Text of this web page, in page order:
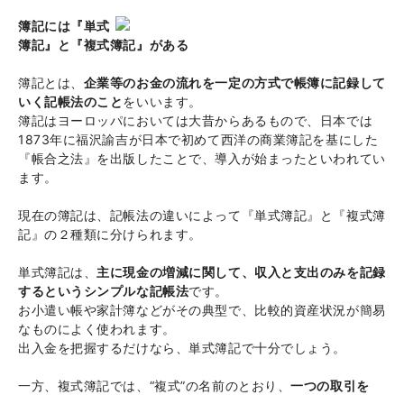
簿記には『単式
簿記』と『複式簿記』がある
簿記とは、 企業等のお金の流れを一定の方式で帳簿に記録して
いく記帳法のことをいいます。
簿記はヨーロッパにおいては大昔からあるもので、日本では
1873年に福沢諭吉が日本で初めて西洋の商業簿記を基にした
『帳合之法』を出版したことで、導入が始まったといわれてい
ます。
現在の簿記は、記帳法の違いによって『単式簿記』と『複式簿
記』の２種類に分けられます。
単式簿記は、 主に現金の増減に関して、収入と支出のみを記録
するというシンプルな記帳法です。
お小遣い帳や家計簿などがその典型で、比較的資産状況が簡易
なものによく使われます。
出入金を把握するだけなら、単式簿記で十分でしょう。
一方、複式簿記では、“複式”の名前のとおり、一つの取引を